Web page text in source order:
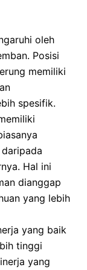
oleh
Posisi
memiliki
spesifik.
Hal ini
dianggap
yang lebih
yang baik
tinggi
yang